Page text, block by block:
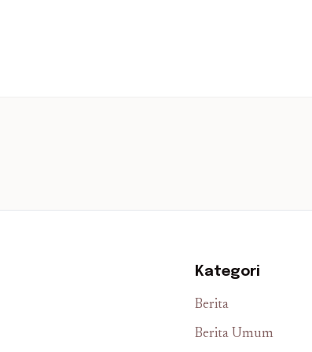
Kategori
Berita
Berita Umum